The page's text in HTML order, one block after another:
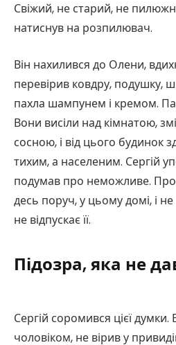
Свіжий, не старий, не
натиснув на розпилювач.
Він нахилився до Олени,
перевірив ковдру, подушку,
пахла шампунем і кремом.
Вони висіли над кімнатою,
сосною, і від цього будинок
тихим, а населеним. Сергій
подумав про неможливе.
десь поруч, у цьому домі, і
не відпускає її.
Підозра, яка не
Сергій соромився цієї
чоловіком, не вірив у